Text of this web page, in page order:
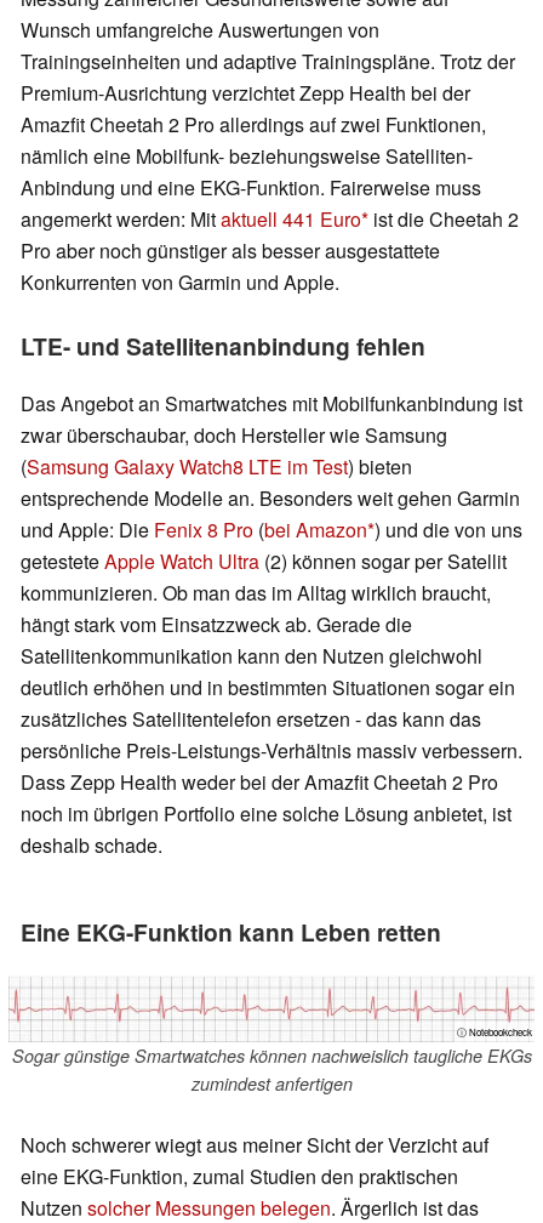
Wunsch umfangreiche Auswertungen von
Trainingseinheiten und adaptive Trainingspläne. Trotz der
Premium-Ausrichtung verzichtet Zepp Health bei der
Amazfit Cheetah 2 Pro allerdings auf zwei Funktionen,
nämlich eine Mobilfunk- beziehungsweise Satelliten-
Anbindung und eine EKG-Funktion. Fairerweise muss
angemerkt werden: Mitaktuell 441 Euro ist die Cheetah 2
Pro aber noch günstiger als besser ausgestattete
Konkurrenten von Garmin und Apple.
LTE- und Satellitenanbindung fehlen
Das Angebot an Smartwatches mit Mobilfunkanbindung ist
zwar überschaubar, doch Hersteller wie Samsung
(Samsung Galaxy Watch8 LTE im Test) bieten
entsprechende Modelle an. Besonders weit gehen Garmin
und Apple: Die Fenix 8 Pro (bei Amazon ) und die von uns
getesteteApple Watch Ultra (2) können sogar per Satellit
kommunizieren. Ob man das im Alltag wirklich braucht,
hängt stark vom Einsatzzweck ab. Gerade die
Satellitenkommunikation kann den Nutzen gleichwohl
deutlich erhöhen und in bestimmten Situationen sogar ein
zusätzliches Satellitentelefon ersetzen - das kann das
persönliche Preis-Leistungs-Verhältnis massiv verbessern.
Dass Zepp Health weder bei der Amazfit Cheetah 2 Pro
noch im übrigen Portfolio eine solche Lösung anbietet, ist
deshalb schade.
Eine EKG-Funktion kann Leben retten
ⓘ Notebookcheck
Sogar günstige Smartwatches können nachweislich taugliche EKGs
zumindest anfertigen
Noch schwerer wiegt aus meiner Sicht der Verzicht auf
eine EKG-Funktion, zumal Studien den praktischen
Nutzen solcher Messungen belegen. Ärgerlich ist das